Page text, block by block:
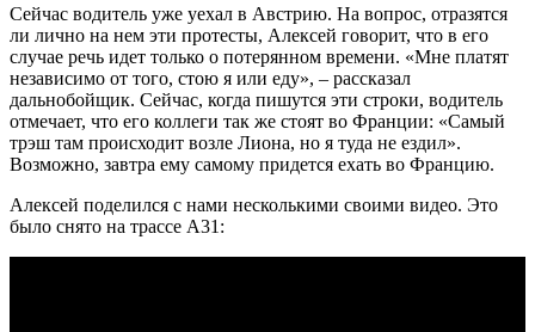
Сейчас водитель уже уехал в Австрию. На вопрос, отразятся
ли лично на нем эти протесты, Алексей говорит, что в его
случае речь идет только о потерянном времени. «Мне платят
независимо от того, стою я или еду», – рассказал
дальнобойщик. Сейчас, когда пишутся эти строки, водитель
отмечает, что его коллеги так же стоят во Франции: «Самый
трэш там происходит возле Лиона, но я туда не ездил».
Возможно, завтра ему самому придется ехать во Францию.
Алексей поделился с нами несколькими своими видео. Это
было снято на трассе А31: